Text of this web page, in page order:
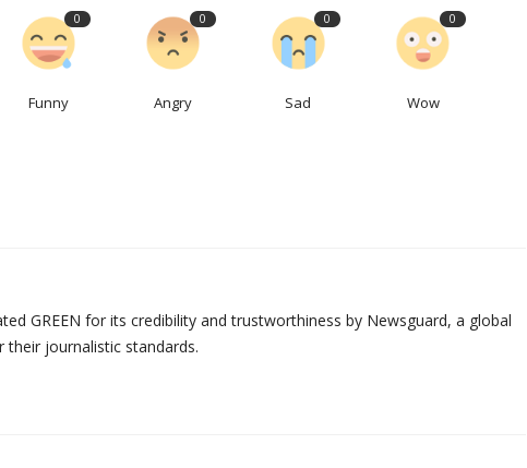
0
Funny
0
Angry
0
Sad
0
Wow
GREEN for its credibility and trustworthiness by Newsguard, a global
journalistic standards.